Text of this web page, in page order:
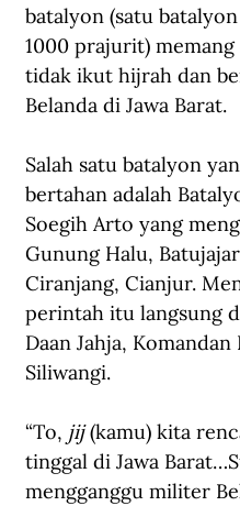
batalyon (satu
1000 prajurit)
tidak ikut hijrah dan
Belanda di Jawa Barat.
Salah satu batalyon
bertahan adalah
Soegih Arto yang
Gunung Halu,
Ciranjang, Cianjur.
perintah itu langsung
Daan Jahja,
Siliwangi.
“To, jij (kamu) kita
tinggal di Jawa
mengganggu militer